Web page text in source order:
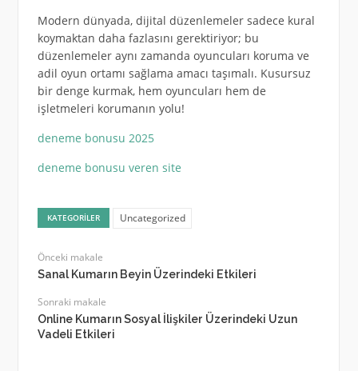
Modern dünyada, dijital düzenlemeler sadece kural
koymaktan daha fazlasını gerektiriyor; bu
düzenlemeler aynı zamanda oyuncuları koruma ve
adil oyun ortamı sağlama amacı taşımalı. Kusursuz
bir denge kurmak, hem oyuncuları hem de
işletmeleri korumanın yolu!
deneme bonusu 2025
deneme bonusu veren site
KATEGORILER Uncategorized
Önceki makale
Sanal Kumarın Beyin Üzerindeki Etkileri
Sonraki makale
Online Kumarın Sosyal İlişkiler Üzerindeki Uzun
Vadeli Etkileri